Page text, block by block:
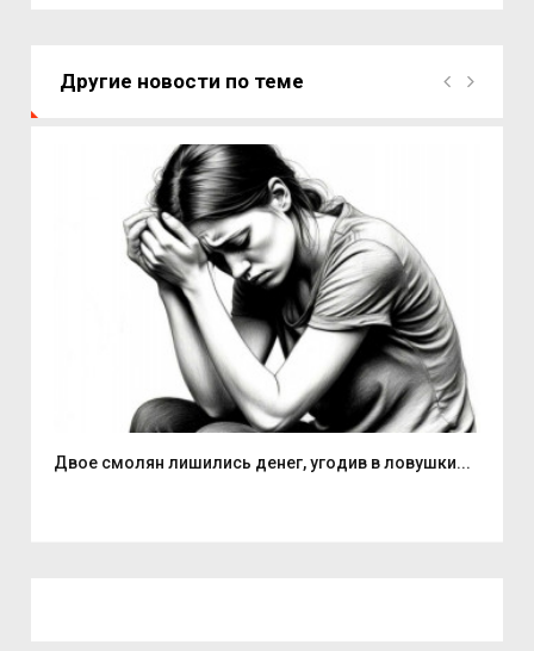
Другие новости по теме
Двое смолян лишились денег, угодив в ловушки...